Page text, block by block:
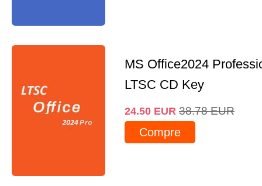
MS Office2024
LTSC CD Key
24.50 EUR 38.78 EUR
Compre